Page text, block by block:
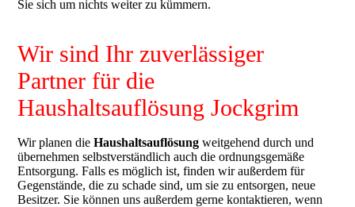
Sie sich um nichts weiter zu kümmern.
Wir sind Ihr zuverlässiger
Partner für die
Haushaltsauflösung Jockgrim
Wir planen dieHaushaltsauflösung weitgehend durch und
übernehmen selbstverständlich auch die ordnungsgemäße
Entsorgung. Falls es möglich ist, finden wir außerdem für
Gegenstände, die zu schade sind, um sie zu entsorgen, neue
Besitzer. Sie können uns außerdem gerne kontaktieren, wenn